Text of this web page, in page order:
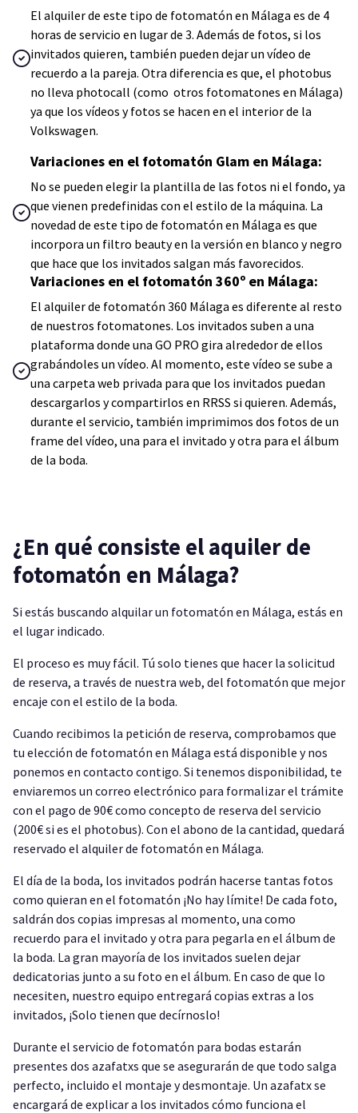
El alquiler de este tipo de fotomatón en Málaga es de 4
horas de servicio en lugar de 3. Además de fotos, si los
invitados quieren, también pueden dejar un vídeo de
recuerdo a la pareja. Otra diferencia es que, el photobus
no lleva photocall (como otros fotomatones en Málaga)
ya que los vídeos y fotos se hacen en el interior de la
Volkswagen.
Variaciones en el fotomatón Glam en Málaga:
No se pueden elegir la plantilla de las fotos ni el fondo, ya
que vienen predefinidas con el estilo de la máquina. La
novedad de este tipo de fotomatón en Málaga es que
incorpora un filtro beauty en la versión en blanco y negro
que hace que los invitados salgan más favorecidos.
Variaciones en el fotomatón 360º en Málaga:
El alquiler de fotomatón 360 Málaga es diferente al resto
de nuestros fotomatones. Los invitados suben a una
plataforma donde una GO PRO gira alrededor de ellos
grabándoles un vídeo. Al momento, este vídeo se sube a
una carpeta web privada para que los invitados puedan
descargarlos y compartirlos en RRSS si quieren. Además,
durante el servicio, también imprimimos dos fotos de un
frame del vídeo, una para el invitado y otra para el álbum
de la boda.
¿En qué consiste el aquiler de
fotomatón en Málaga?
Si estás buscando alquilar un fotomatón en Málaga, estás en
el lugar indicado.
El proceso es muy fácil. Tú solo tienes que hacer la solicitud
de reserva, a través de nuestra web, del fotomatón que mejor
encaje con el estilo de la boda.
Cuando recibimos la petición de reserva, comprobamos que
tu elección de fotomatón en Málaga está disponible y nos
ponemos en contacto contigo. Si tenemos disponibilidad, te
enviaremos un correo electrónico para formalizar el trámite
con el pago de 90€ como concepto de reserva del servicio
(200€ si es el photobus). Con el abono de la cantidad, quedará
reservado el alquiler de fotomatón en Málaga.
El día de la boda, los invitados podrán hacerse tantas fotos
como quieran en el fotomatón ¡No hay límite! De cada foto,
saldrán dos copias impresas al momento, una como
recuerdo para el invitado y otra para pegarla en el álbum de
la boda. La gran mayoría de los invitados suelen dejar
dedicatorias junto a su foto en el álbum. En caso de que lo
necesiten, nuestro equipo entregará copias extras a los
invitados, ¡Solo tienen que decírnoslo!
Durante el servicio de fotomatón para bodas estarán
presentes dos azafatxs que se asegurarán de que todo salga
perfecto, incluido el montaje y desmontaje. Un azafatx se
encargará de explicar a los invitados cómo funciona el